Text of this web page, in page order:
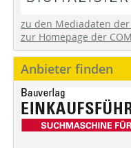
zu den Mediadaten der
zur Homepage der
Anbieter finden